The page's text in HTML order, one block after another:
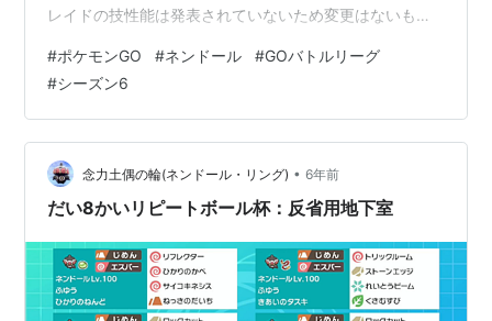
レイドの技性能は発表されていないため変更はないもの
pic.twitter.com/O0e0hWBH9t— ポケモンGO攻略⚡みん
ポケ (@pokemongo_db) 2021年1月5日 公式発表による
と、GOバトルリーグシーズン6にて技性能の調整が行わ
れるほか、新たな技を習得するポケモンたちもいるよう
ですね！…
#ポケモンGO #ネンドール #GOバトルリーグ
#シーズン6
念力土偶の輪(ネンドール・リング) • 6年前
だい8かいリピートボール杯：反省用地下室